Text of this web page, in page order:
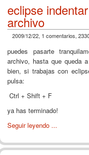
eclipse
archivo
2009/12/22, 1 comentarios,
puedes pasarte
archivo, hasta que queda
bien, si trabajas con
pulsa:
Ctrl + Shift + F
ya has terminado!
Seguir leyendo ...